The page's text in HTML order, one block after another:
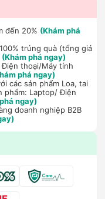
đến 20% (Khám phá
trúng quà (tổng giá
(Khám phá ngay)
Điện thoại/Máy tính
phá ngay)
các sản phẩm Loa, tai
phẩm: Laptop/ Điện
ngay)
doanh nghiệp B2B